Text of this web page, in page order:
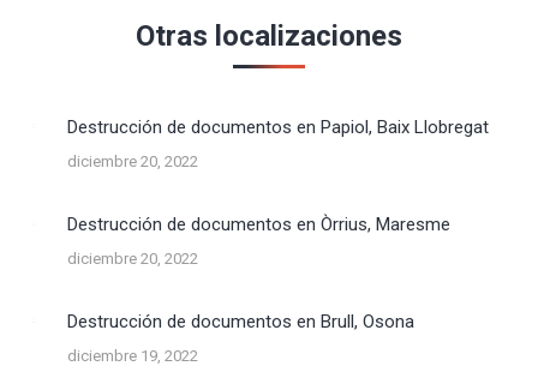
Otras localizaciones
Destrucción de documentos en Papiol, Baix Llobregat
diciembre 20, 2022
Destrucción de documentos en Òrrius, Maresme
diciembre 20, 2022
Destrucción de documentos en Brull, Osona
diciembre 19, 2022